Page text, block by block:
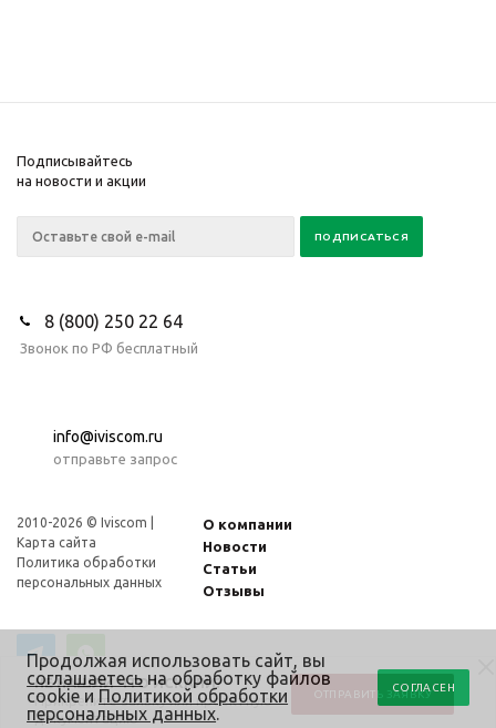
НЕ НАШЛИ ЧТО ИСКАЛИ?
Прикрепите заявку или проектную
документацию
ОТПРАВИТЬ ЗАЯВКУ
Подписывайтесь
на новости и акции
8 (800) 250 22 64
Звонок по РФ бесплатный
info@iviscom.ru
отправьте запрос
2010-2026 © Iviscom |
Карта сайта
Политика обработки
персональных данных
О компании
Новости
Статьи
Отзывы
Продолжая использовать сайт, вы
соглашаетесь на обработку файлов
cookie и Политикой обработки
персональных данных.
СОГЛАСЕН